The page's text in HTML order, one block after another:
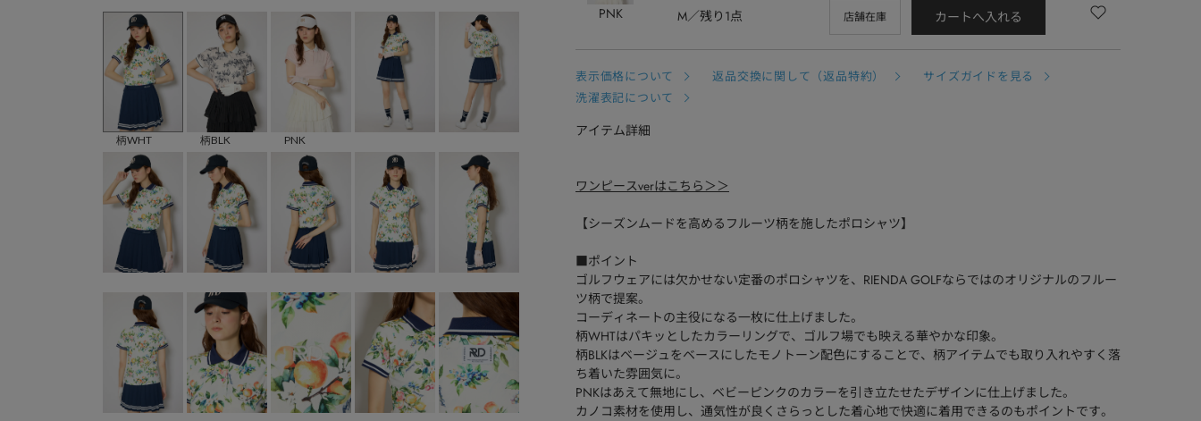
柄WHT 柄BLK PNK
PNK M 残り1点 店舗在庫 カートへ入れる
表示価格について 返品交換に関して（返品特約）
サイズガイドを見る
洗濯表記について
アイテム詳細
ワンピースverはこちら＞＞
【シーズンムードを高めるフルーツ柄を施したポロシャツ】
■ポイント
ゴルフウェアには欠かせない定番のポロシャツを、RIENDA GOLFならではのオリジナルのフルー
ツ柄で提案。
コーディネートの主役になる一枚に仕上げました。
柄WHTはパキッとしたカラーリングで、ゴルフ場でも映える華やかな印象。
柄BLKはベージュをベースにしたモノトーン配色にすることで、柄アイテムでも取り入れやすく落
ち着いた雰囲気に。
PNKはあえて無地にし、ベビーピンクのカラーを引き立たせたデザインに仕上げました。
カノコ素材を使用し、通気性が良くさらっとした着心地で快適に着用できるのもポイントです。